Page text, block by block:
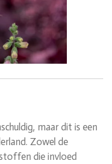
maar dit is een
Zowel de
die invloed